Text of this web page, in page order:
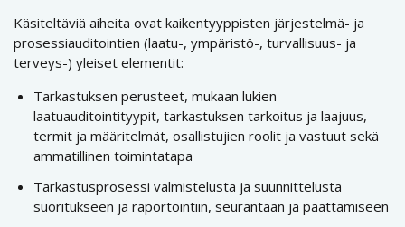
Käsiteltäviä aiheita ovat kaikentyyppisten järjestelmä- ja
prosessiauditointien (laatu-, ympäristö-, turvallisuus- ja
terveys-) yleiset elementit:
Tarkastuksen perusteet, mukaan lukien
laatuauditointityypit, tarkastuksen tarkoitus ja laajuus,
termit ja määritelmät, osallistujien roolit ja vastuut sekä
ammatillinen toimintatapa
Tarkastusprosessi valmistelusta ja suunnittelusta
suoritukseen ja raportointiin, seurantaan ja päättämiseen